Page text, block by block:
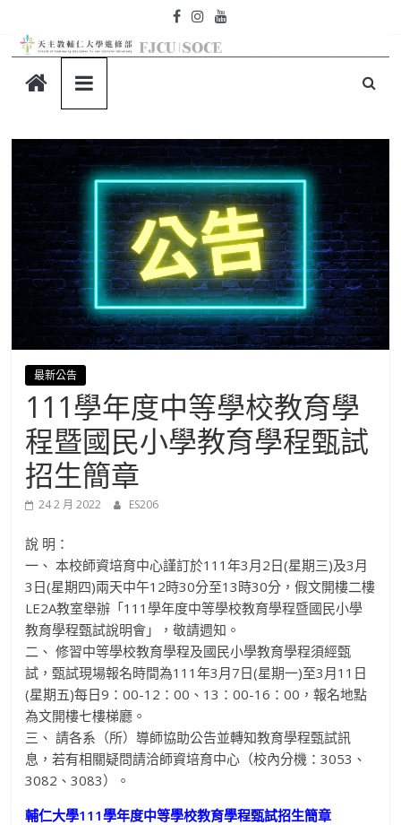
content
天
主
教
輔
仁
大
學-
進
修
部
官
方
網
站
最新公告
111學年度中等學校教育學
程暨國民小學教育學程甄試
招生簡章
24 2 月 2022 ES206
說 明：
一、 本校師資培育中心謹訂於111年3月2日(星期三)及3月
3日(星期四)兩天中午12時30分至13時30分，假文開樓二樓
LE2A教室舉辦「111學年度中等學校教育學程暨國民小學
教育學程甄試說明會」，敬請週知。
二、 修習中等學校教育學程及國民小學教育學程須經甄
試，甄試現場報名時間為111年3月7日(星期一)至3月11日
(星期五)每日9：00-12：00、13：00-16：00，報名地點
為文開樓七樓梯廳。
三、 請各系（所）導師協助公告並轉知教育學程甄試訊
息，若有相關疑問請洽師資培育中心（校內分機：3053、
3082、3083）。
輔仁大學111學年度中等學校教育學程甄試招生簡章